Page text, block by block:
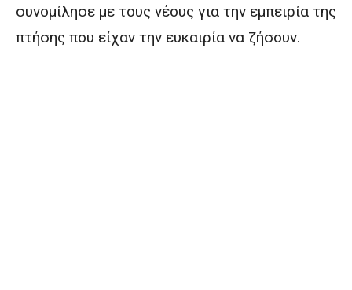
συνομίλησε με τους νέους για την εμπειρία της
πτήσης που είχαν την ευκαιρία να ζήσουν.